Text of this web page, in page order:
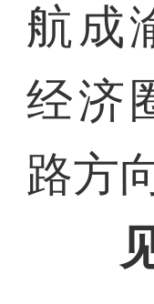
航成
经济
路方
见